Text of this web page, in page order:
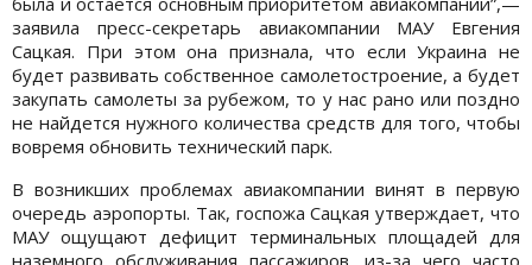
заявила пресс-секретарь авиакомпании МАУ Евгения
Сацкая. При этом она признала, что если Украина не
будет развивать собственное самолетостроение, а будет
закупать самолеты за рубежом, то у нас рано или поздно
не найдется нужного количества средств для того, чтобы
вовремя обновить технический парк.
В возникших проблемах авиакомпании винят в первую
очередь аэропорты. Так, госпожа Сацкая утверждает, что
МАУ ощущают дефицит терминальных площадей для
наземного обслуживания пассажиров, из-за чего часто